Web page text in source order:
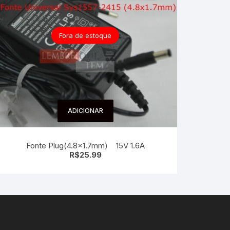
Fora de estoque
ADICIONAR
Fonte Plug(4.8×1.7mm) 15V 1.6A
R$25.99